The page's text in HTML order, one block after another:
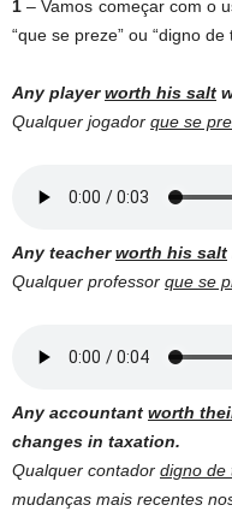
1 – Vamos começar com o
“que se preze” ou “digno de
Any playerworth his salt
Qualquer jogador que se
Any teacherworth his salt
Qualquer professor que se
Any accountant worth
changes in taxation.
Qualquer contador digno de
mudanças mais recentes